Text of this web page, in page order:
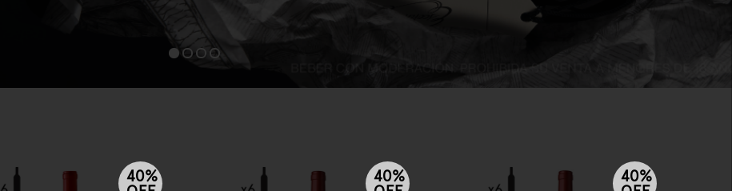
40%
40%
40%